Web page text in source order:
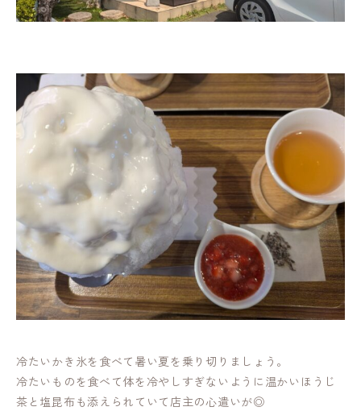
冷たいかき氷を食べて暑い夏を乗り切りましょう。
冷たいものを食べて体を冷やしすぎないように温かいほうじ
茶と塩昆布も添えられていて店主の心遣いが◎